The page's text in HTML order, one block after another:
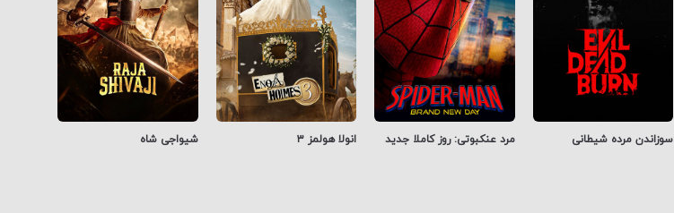
سوزاندن مرده شیطانی مرد عنکبوتی: روز کاملا جدید انولا هولمز ۳ شیواجی شاه